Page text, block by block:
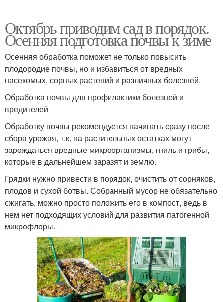
Октябрь приводим сад в порядок.
Осенняя подготовка почвы к зиме
Осенняя обработка поможет не только повысить
плодородие почвы, но и избавиться от вредных
насекомых, сорных растений и различных болезней.
Обработка почвы для профилактики болезней и
вредителей
Обработку почвы рекомендуется начинать сразу после
сбора урожая, т.к. на растительных остатках могут
зарождаться вредные микроорганизмы, гниль и грибы,
которые в дальнейшем заразят и землю.
Грядки нужно привести в порядок, очистить от сорняков,
плодов и сухой ботвы. Собранный мусор не обязательно
сжигать, можно просто положить его в компост, ведь в
нем нет подходящих условий для развития патогенной
микрофлоры.